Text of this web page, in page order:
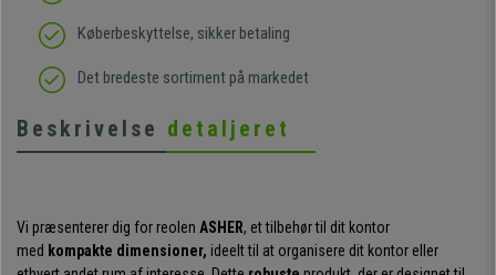
Køberbeskyttelse, sikker betaling
Det bredeste sortiment på markedet
Beskrivelse detaljeret
Vi præsenterer dig for reolen ASHER, et tilbehør til dit kontor
med kompakte dimensioner, ideelt til at organisere dit kontor eller